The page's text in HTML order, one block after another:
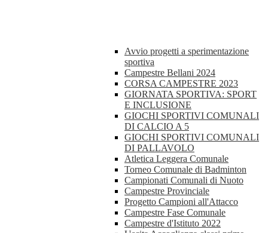
Avvio progetti a sperimentazione
sportiva
Campestre Bellani 2024
CORSA CAMPESTRE 2023
GIORNATA SPORTIVA: SPORT
E INCLUSIONE
GIOCHI SPORTIVI COMUNALI
DI CALCIO A 5
GIOCHI SPORTIVI COMUNALI
DI PALLAVOLO
Atletica Leggera Comunale
Torneo Comunale di Badminton
Campionati Comunali di Nuoto
Campestre Provinciale
Progetto Campioni all'Attacco
Campestre Fase Comunale
Campestre d'Istituto 2022